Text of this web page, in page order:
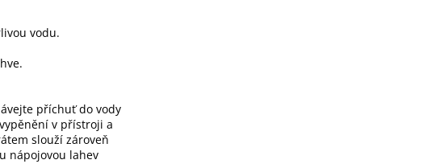
vodu.
příchuť do vody
v přístroji a
slouží zároveň
nápojovou lahev